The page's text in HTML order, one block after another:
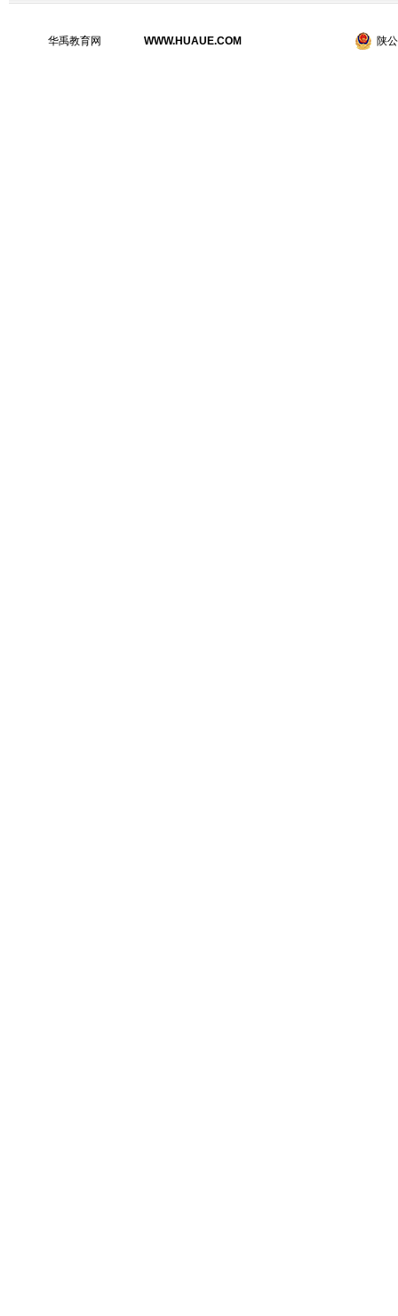
华禹教育网 WWW.HUAUE.COM 陕